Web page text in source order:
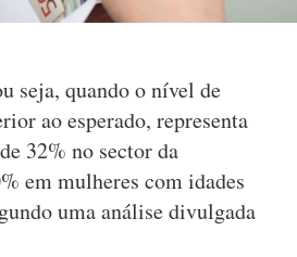
seja, quando o nível de
ao esperado, representa
32% no sector da
em mulheres com idades
uma análise divulgada